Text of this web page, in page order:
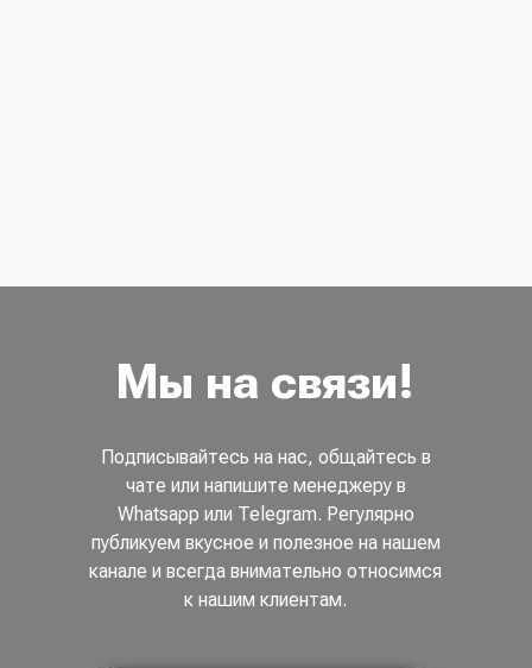
Мы на связи!
Подписывайтесь на нас, общайтесь в
чате или напишите менеджеру в
Whatsapp или Telegram. Регулярно
публикуем вкусное и полезное на нашем
канале и всегда внимательно относимся
к нашим клиентам.